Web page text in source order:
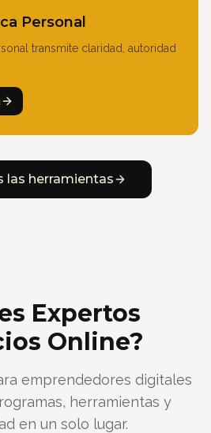
Personal
transmite claridad, autoridad
las herramientas
Expertos
Online?
emprendedores digitales
herramientas y
en un solo lugar.